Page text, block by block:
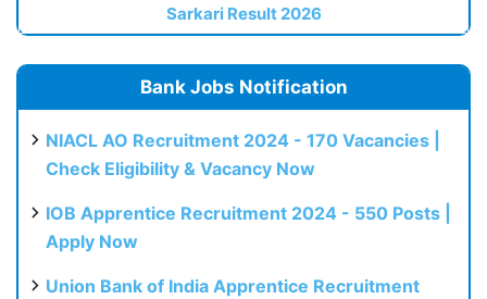
Sarkari Result 2026
Bank Jobs Notification
NIACL AO Recruitment 2024 - 170 Vacancies |
Check Eligibility & Vacancy Now
IOB Apprentice Recruitment 2024 - 550 Posts |
Apply Now
Union Bank of India Apprentice Recruitment